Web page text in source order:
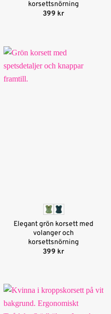
korsettsnörning
399 kr
Elegant grön korsett med
volanger och
korsettsnörning
399 kr